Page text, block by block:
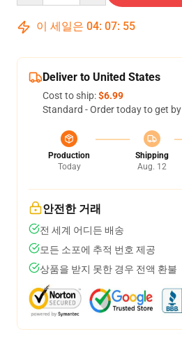
이 세일은 04: 07: 54
Deliver to United States
Cost to ship:$6.99
Standard - Order today to get by
Production
Today
Shipping
Aug. 12
안전한 거래
전 세계 어디든 배송
모든 소포에 추적 번호 제공
상품을 받지 못한 경우 전액 환불